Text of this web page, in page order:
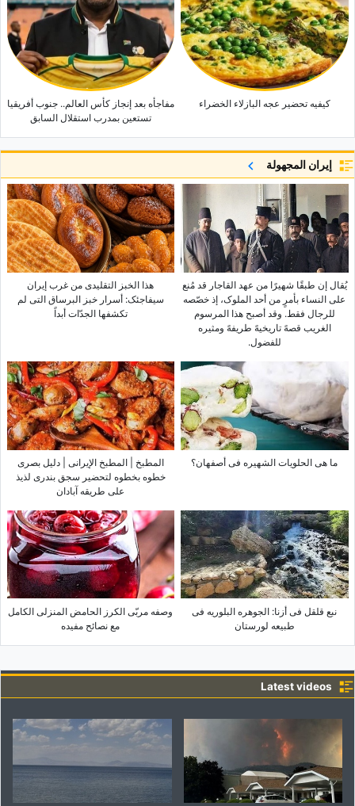
کیفیه تحضیر عجه البازلاء الخضراء
مفاجأه بعد إنجاز کأس العالم.. جنوب أفریقیا
تستعین بمدرب استقلال السابق
إيران المجهولة
یُقال إن طبقًا شهیرًا من عهد القاجار قد مُنع
على النساء بأمرٍ من أحد الملوک، إذ خصّصه
للرجال فقط. وقد أصبح هذا المرسوم
الغریب قصهً تاریخیهً طریفهً ومثیره
للفضول.
هذا الخبز التقلیدی من غرب إیران
سیفاجئک: أسرار خبز البرساق التی لم
تکشفها الجدّات أبداً
ما هی الحلویات الشهیره فی أصفهان؟
المطبخ | المطبخ الإیرانی | دلیل بصری
خطوه بخطوه لتحضیر سجق بندری لذیذ
على طریقه آبادان
نبع قلقل فی أزنا: الجوهره البلوریه فی
طبیعه لورستان
وصفه مربّى الکرز الحامض المنزلی الکامل
مع نصائح مفیده
Latest videos